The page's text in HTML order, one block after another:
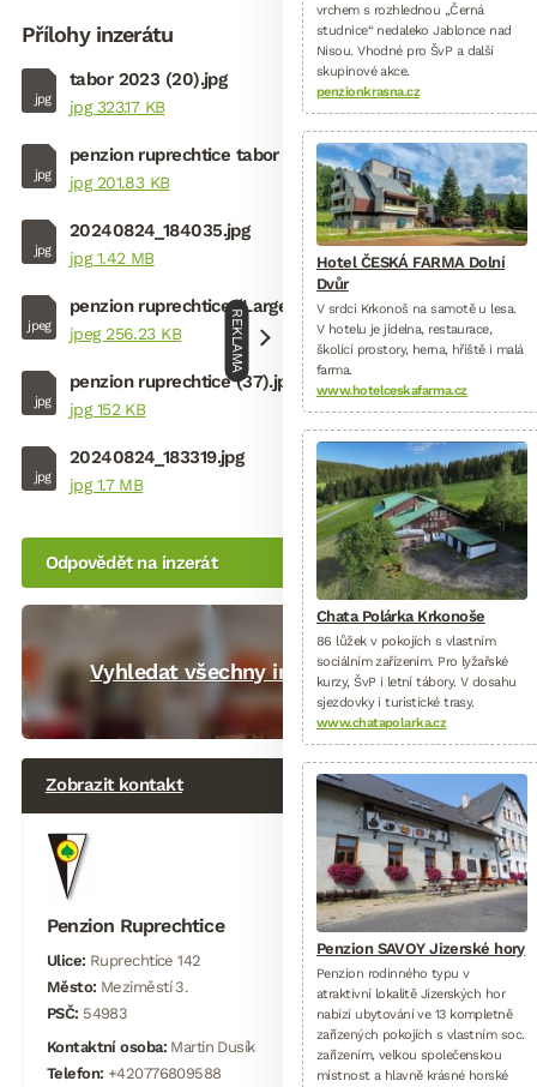
Přílohy inzerátu
jpg
tabor 2023 (20).jpg
jpg 323.17 KB
jpg
penzion ruprechtice tabor (147).jpg
jpg 201.83 KB
jpg
20240824_184035.jpg
jpg 1.42 MB
jpeg
penzion ruprechtice (Large) (5).jpeg
jpeg 256.23 KB
jpg
penzion ruprechtice (37).jpg
jpg 152 KB
jpg
20240824_183319.jpg
jpg 1.7 MB
Odpovědět na inzerát
Vyhledat všechny inzeráty uživatele
Zobrazit kontakt
Penzion Ruprechtice
Ulice: Ruprechtice 142
Město: Meziměstí 3.
PSČ: 54983
Kontaktní osoba:Martin Dusík
Telefon: +420776809588
vrchem s rozhlednou „Černá
studnice“ nedaleko Jablonce nad
Nisou. Vhodné pro ŠvP a další
skupinové akce.
penzionkrasna.cz
Hotel ČESKÁ FARMA Dolní
Dvůr
V srdci Krkonoš na samotě u lesa.
V hotelu je jídelna, restaurace,
školící prostory, herna, hřiště i malá
farma.
www.hotelceskafarma.cz
Chata Polárka Krkonoše
86 lůžek v pokojích s vlastním
sociálním zařízením. Pro lyžařské
kurzy, ŠvP i letní tábory. V dosahu
sjezdovky i turistické trasy.
www.chatapolarka.cz
Penzion SAVOY Jizerské hory
Penzion rodinného typu v
atraktivní lokalitě Jizerských hor
nabízí ubytování ve 13 kompletně
zařízených pokojích s vlastním soc.
zařízením, velkou společenskou
místnost a hlavně krásné horské
REKLAMA